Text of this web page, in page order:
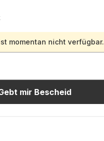
momentan nicht verfügbar.
mir Bescheid